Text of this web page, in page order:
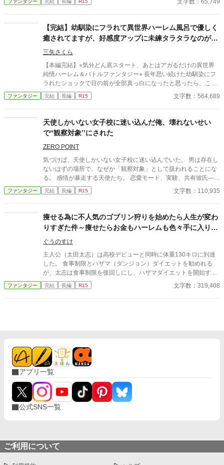
（＆美女）ばかりという珍しいパーティで、今までも散々軽薄な
ライは諦めずに懇願し続け、ようやく加入を許されたが、冒険
者になりたての彼は、それまでの剣技の訓練の成果を全く発揮出
来ず、美少女たちから見限られてしまいそうになる。 焦った彼
は、奥の手を使うことにした。 それは、剣士の彼が何故か持っ
ていた固有スキル、幻影魔法だった。 それから三年。 最近は、
幻影魔法を用いて、毎回仲間を庇って瀕死の重傷を負う〝フリ〟
をするようになった。 そのおかげで、モンスターを欺き、その
隙に仲間たちが攻撃して倒すという流れが出来て、やっとライは
彼女たちに貢献出来るようになった。 しかし、ある日。 どうやら
ああ！ もしあんたが死んじまったら、あたいは……あたいはあ
あああああああ！ ……そうだ……あんたが死なないようにすれ
たいの肉を食べておくれ。ハイエルフの肉にも、人魚みたいに不
老不死の効果があるんじゃないかい？」 「ファラのせいで、ライ
ライは酷い目に遭っちゃったの……本当にごめんなさい……本当
に……本当に……本当に……。……お詫びと言ってはなんだけ
ど、ファラの血をあげるの。ファラは精霊の血を受け継いでるか
ら。これできっとライライの身体の痛みも消えるの。あと、先日
態を常に知覚してあげるの！ 脳も、心臓も、肺も、胃も、膀胱
も、小腸も、大腸も、全部の健康をファラが管理してあげる
の！」 ……あれ？ おかしいな…… 何か、みんな……ヤンデレ
化してない？ ……もしかして、これ…… 『全部幻（うそ）でし
た』ってバレたら……殺されるんじゃね？ （※現在、第6回次世
代ファンタジーカップに参加しています。 もし宜しければお気に
入りに追加して応援して頂けましたら嬉しいです。何卒宜しくお
願いいたします）
文字数：65,749
【完結】幼馴染にフラれて異世界ハーレム風呂で優しく
癒されてますが、好感度アップに未練タラタラなのが役
立ってるとは気付かず、世界を救いました。
三矢さくら
【本編完結】⭐︎気分どん底スタート、あとはアガるだけの異世界
純情ハーレム＆バトルファンタジー⭐︎ 長年思い続けた幼馴染にフ
ラれたショックで目の前が全部真っ白になったと思ったら、これ
異世界召喚ですか!? しかも、フラれたばかりのダダ凹みなのに、
まさかのハーレム展開。まったくそんな気分じゃないのに、それ
ですか。赤面しますよ。 ただ、召喚されたお城は、落城寸前の風
前の灯火。伝説の『マレビト』として召喚された俺、百海勇吾(1
8)は、城主代行を任されて、城に襲い掛かる謎のバケモノたちに
立ち向かうことに。 といっても、発現するらしいチートは使えな
いし、お城に唯一いた呪術師の第４王女様は召喚の呪術の影響
で、眠りっ放し。 とにかく、俺を取り囲んでる女子たちと、お城
の皆さんの気持ちをまとめて闘うしかない！ フラれたばかりで、
そんな気分じゃないんだけどなぁ！
ファンタジー 完結 長編 R15 文字数：564,689
天使しかいない女子校に迷い込んだ俺、壊れないせい
で“観察対象’’にされた
ZERO POINT
気づけば、天使しかいない女子校に迷い込んでいた。 男は存在し
ないはずの場所で、なぜか「観察対象」として扱われることにな
る。 感情が暴走する天使たち。 恋愛モード、実験、共有彼氏――
すべてが少しずつズレている。 壊れるはずの状況で、なぜか壊れ
ない俺。 だからこそ、彼女たちは興味を持った。 「どうやったら
の、少しおかしな学園実験ラブコメ。
ファンタジー 完結 長編 R15 文字数：110,935
痩せる為に不人気のゴブリン狩りを始めたら人生が変わ
りすぎた件～痩せたらお金もハーレムも色々手に入りま
した～
ぐうのすけ
主人公（太田太志）は高校デビューと同時に体重130キロに到達
した。 食事制限とハザマ（ダンジョン）ダイエットを勧めれる
が、太志は食事制限を後回しにし、ハザマダイエットを開始す
る。 最初は甘えていた大志だったが、人とのかかわりによって
徐々に考えや行動を変えていく。 それによりスキルや人間関係が
ファンタジー 完結 長編 R15 文字数：319,408
アプリ一覧
公式SNS一覧
ご利用について